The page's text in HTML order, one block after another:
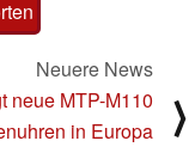
Neuere News
neue MTP-M110
in Europa
⟩